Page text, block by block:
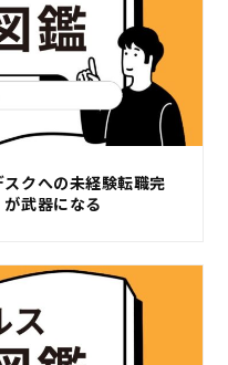
クへの未経験転職完
武器になる